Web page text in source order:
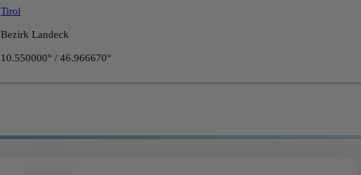
Tirol
Bezirk Landeck
10.550000° / 46.966670°